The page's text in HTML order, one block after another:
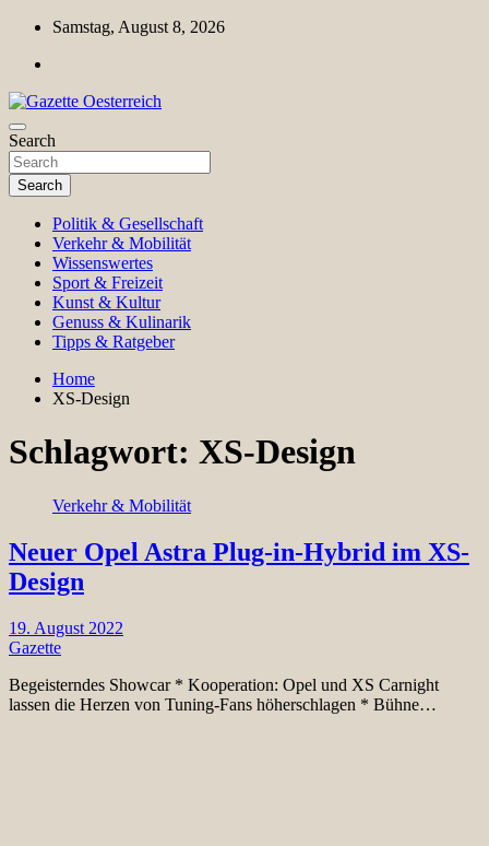
Skip
content
Samstag, August 8, 2026
Gazette Oesterreich
Magazin für Freizeit, Politik, Kultur & Wissenschaft
Search
Search
Politik & Gesellschaft
Verkehr & Mobilität
Wissenswertes
Sport & Freizeit
Kunst & Kultur
Genuss & Kulinarik
Tipps & Ratgeber
Home
XS-Design
Schlagwort: XS-Design
Verkehr & Mobilität
Neuer Opel Astra Plug-in-Hybrid im XS-
Design
19. August 2022
Gazette
Begeisterndes Showcar * Kooperation: Opel und XS Carnight
lassen die Herzen von Tuning-Fans höherschlagen * Bühne…